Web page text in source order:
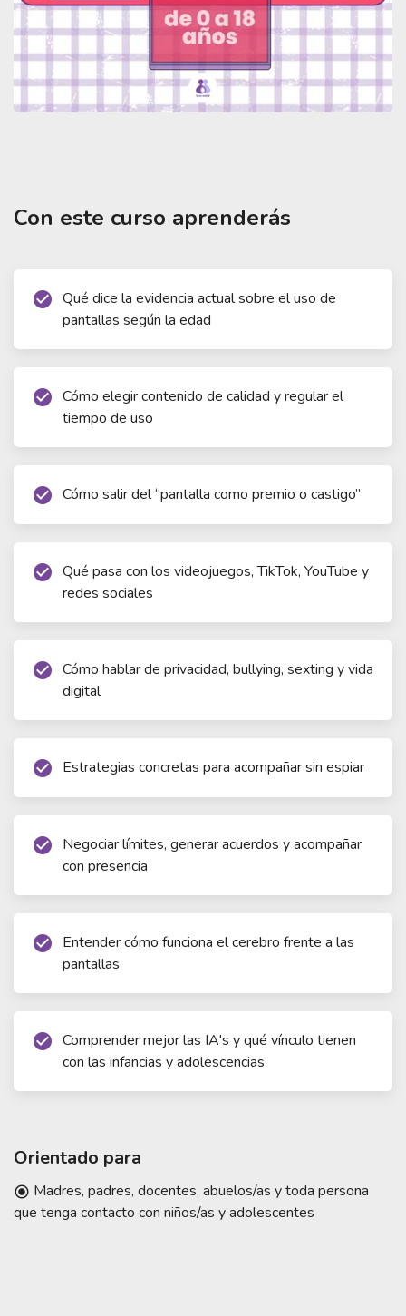
Con este curso aprenderás
check_circle Qué dice la evidencia actual sobre el uso de
pantallas según la edad
check_circle Cómo elegir contenido de calidad y regular el
tiempo de uso
check_circle Cómo salir del “pantalla como premio o castigo”
check_circle Qué pasa con los videojuegos, TikTok, YouTube y
redes sociales
check_circle Cómo hablar de privacidad, bullying, sexting y vida
digital
check_circle Estrategias concretas para acompañar sin espiar
check_circle Negociar límites, generar acuerdos y acompañar
con presencia
check_circle Entender cómo funciona el cerebro frente a las
pantallas
check_circle Comprender mejor las IA's y qué vínculo tienen
con las infancias y adolescencias
Orientado para
radio_button_checked Madres, padres, docentes, abuelos/as y toda persona
que tenga contacto con niños/as y adolescentes